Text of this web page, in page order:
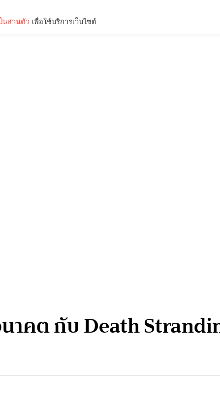
าคต กับ Death
นส่วนตัว เพื่อใช้บริการเว็บไซต์